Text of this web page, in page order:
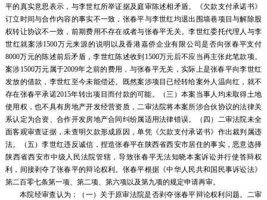
平的真实意思表示，与李世红所举证据及庭审陈述相矛盾。《欠款支付承诺书》
订立时间与合作内容的事实不一致，张春平与李世红均退出围墙巷项目与解除股
权转让协议不一致，前期费用不存在或者与张春平无关。李世红委托代理人与李
世红就案涉1500万元来源的说明以及香港嘉侨企业有限公司是否向张春平支付
8000万元的陈述前后矛盾，李世红陈述收到1500万元后不应当再主张此笔款项。
案涉1500万元属于2009年之前的费用，与张春平无关，实际上是张春平向李世红
发放的借款，李世红至今未能偿还。既然案涉项目已经转给案外人温向红，就不
存在张春平承诺2015年转出项目而付款的可能。（三）本案当事人均未取得土地
使用权，也不具有房地产开发经营资质，二审法院将本案所涉合伙协议的法律关
系认定为合资、合作开发房地产合同纠纷属适用法律错误。（四）二审法院未全
面客观审查证据，未查明欠款形成原因，单凭《欠款支付承诺书》作出裁判属违
法。（五）李世红违反诚信，捏造张春平在陕西省西安市居住的事实，恶意选择
陕西省西安市中级人民法院管辖，导致张春平无法知晓本案诉讼并行使答辩权
利，间接剥夺了张春平的辩论权利。张春平根据《中华人民共和国民事诉讼法》
第二百零七条第一项、第二项、第六项以及第九项的规定申请再审。
本院经审查认为：（一）关于原审法院是否剥夺张春平辩论权利问题。二审